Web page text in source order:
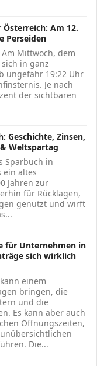
Am 12.
Perseiden
Mittwoch, dem
in ganz
ungefähr 19:22 Uhr
Je nach
der sichtbaren
Geschichte, Zinsen,
Weltspartag
Sparbuch in
ein altes
Jahren zur
für Rücklagen,
genutzt und wirft
für Unternehmen in
sich wirklich
einem
bringen, die
und die
Es kann aber auch
Öffnungszeiten,
Die...